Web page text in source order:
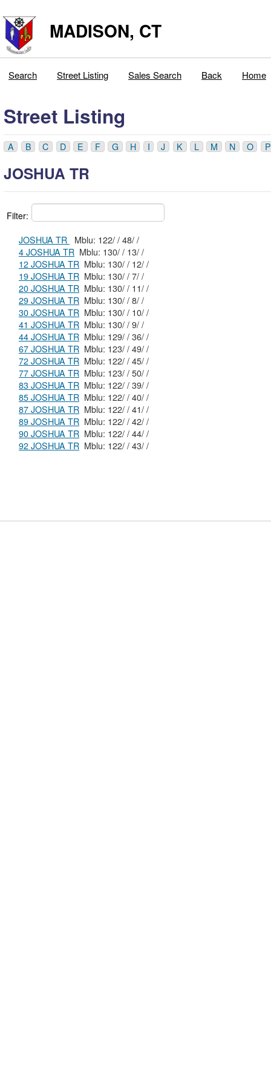
MADISON, CT
Search Street Listing Sales Search Back Home
Street Listing
A B C D E F G H I J K L M N O P
JOSHUA TR
Filter:
JOSHUA TR
Mblu: 122/ / 48/ /
4 JOSHUA TR
Mblu: 130/ / 13/ /
12 JOSHUA TR
Mblu: 130/ / 12/ /
19 JOSHUA TR
Mblu: 130/ / 7/ /
20 JOSHUA TR
Mblu: 130/ / 11/ /
29 JOSHUA TR
Mblu: 130/ / 8/ /
30 JOSHUA TR
Mblu: 130/ / 10/ /
41 JOSHUA TR
Mblu: 130/ / 9/ /
44 JOSHUA TR
Mblu: 129/ / 36/ /
67 JOSHUA TR
Mblu: 123/ / 49/ /
72 JOSHUA TR
Mblu: 122/ / 45/ /
77 JOSHUA TR
Mblu: 123/ / 50/ /
83 JOSHUA TR
Mblu: 122/ / 39/ /
85 JOSHUA TR
Mblu: 122/ / 40/ /
87 JOSHUA TR
Mblu: 122/ / 41/ /
89 JOSHUA TR
Mblu: 122/ / 42/ /
90 JOSHUA TR
Mblu: 122/ / 44/ /
92 JOSHUA TR
Mblu: 122/ / 43/ /